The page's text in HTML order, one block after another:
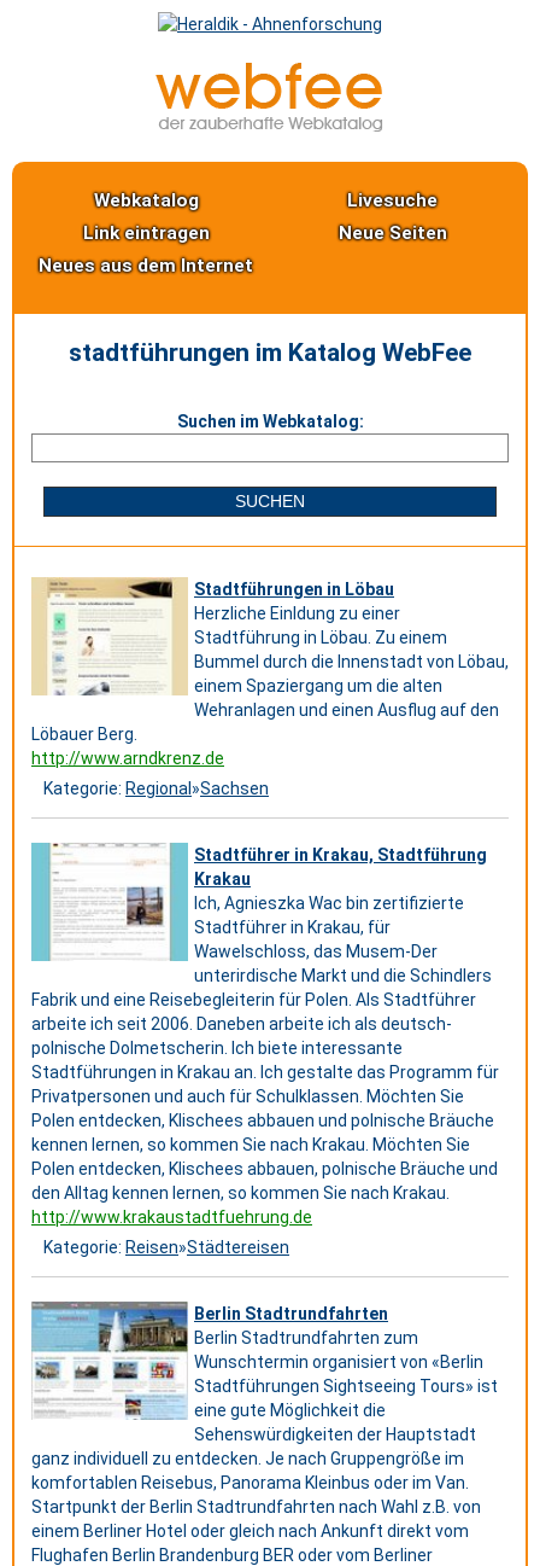
Webkatalog
Livesuche
Link eintragen
Neue Seiten
Neues aus dem Internet
stadtführungen im Katalog WebFee
Suchen im Webkatalog:
Stadtführungen in Löbau
Herzliche Einldung zu einer
Stadtführung in Löbau. Zu einem
Bummel durch die Innenstadt von Löbau,
einem Spaziergang um die alten
Wehranlagen und einen Ausflug auf den
Löbauer Berg.
http://www.arndkrenz.de
Kategorie: Regional »Sachsen
Stadtführer in Krakau, Stadtführung
Krakau
Ich, Agnieszka Wac bin zertifizierte
Stadtführer in Krakau, für
Wawelschloss, das Musem-Der
unterirdische Markt und die Schindlers
Fabrik und eine Reisebegleiterin für Polen. Als Stadtführer
arbeite ich seit 2006. Daneben arbeite ich als deutsch-
polnische Dolmetscherin. Ich biete interessante
Stadtführungen in Krakau an. Ich gestalte das Programm für
Privatpersonen und auch für Schulklassen. Möchten Sie
Polen entdecken, Klischees abbauen und polnische Bräuche
kennen lernen, so kommen Sie nach Krakau. Möchten Sie
Polen entdecken, Klischees abbauen, polnische Bräuche und
den Alltag kennen lernen, so kommen Sie nach Krakau.
http://www.krakaustadtfuehrung.de
Kategorie: Reisen»Städtereisen
Berlin Stadtrundfahrten
Berlin Stadtrundfahrten zum
Wunschtermin organisiert von «Berlin
Stadtführungen Sightseeing Tours» ist
eine gute Möglichkeit die
Sehenswürdigkeiten der Hauptstadt
ganz individuell zu entdecken. Je nach Gruppengröße im
komfortablen Reisebus, Panorama Kleinbus oder im Van.
Startpunkt der Berlin Stadtrundfahrten nach Wahl z.B. von
einem Berliner Hotel oder gleich nach Ankunft direkt vom
Flughafen Berlin Brandenburg BER oder vom Berliner